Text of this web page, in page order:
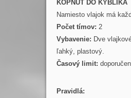
KOPNÚŤ DO KÝBLIKA
Namiesto vlajok má
Počet tímov: 2
Vybavenie: Dve
ľahký, plastový.
Časový limit:
Pravidlá: